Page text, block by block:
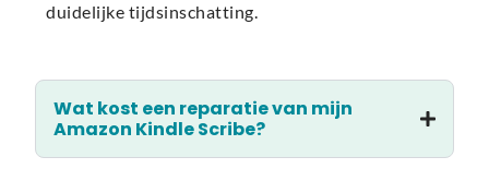
duidelijke tijdsinschatting.
Wat kost een reparatie van mijn
Amazon Kindle Scribe?